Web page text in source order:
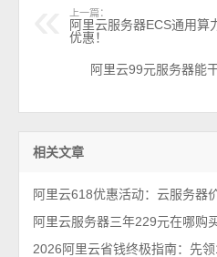
上一篇：
阿里云服务器ECS通用算
优惠！
阿里云99元服务器能
相关文章
阿里云服务器三年229元在哪购